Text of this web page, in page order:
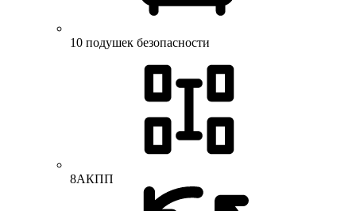
10 подушек безопасности
8АКПП